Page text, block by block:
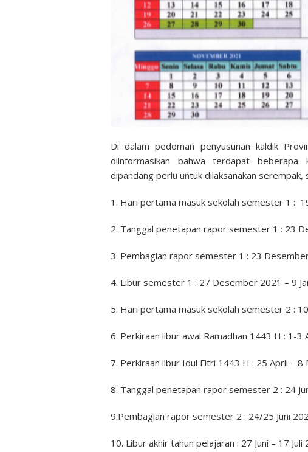
Di dalam pedoman penyusunan kaldik
diinformasikan bahwa terdapat beberapa
dipandang perlu untuk dilaksanakan serempak,
1. Hari pertama masuk sekolah semester 1 :
2. Tanggal penetapan rapor semester 1 : 23
3. Pembagian rapor semester 1 : 23
4. Libur semester 1 : 27 Desember 2021 – 9
5. Hari pertama masuk sekolah semester 2 :
6. Perkiraan libur awal Ramadhan 1443 H : 1-3
7. Perkiraan libur Idul Fitri 1443 H : 25 April – 8
8. Tanggal penetapan rapor semester 2 : 24
9.Pembagian rapor semester 2 : 24/25 Juni
10. Libur akhir tahun pelajaran : 27 Juni – 17 Juli